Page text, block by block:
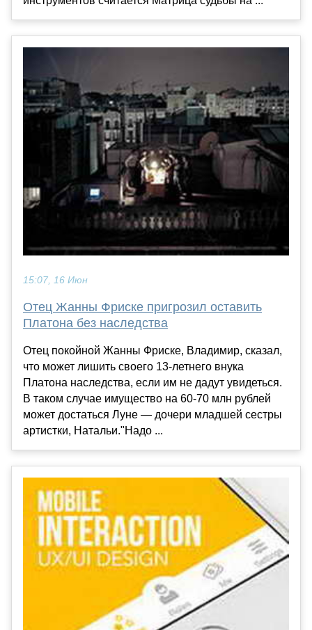
15:07, 16 Июн
Отец Жанны Фриске пригрозил оставить
Платона без наследства
Отец покойной Жанны Фриске, Владимир, сказал,
что может лишить своего 13-летнего внука
Платона наследства, если им не дадут увидеться.
В таком случае имущество на 60-70 млн рублей
может достаться Луне — дочери младшей сестры
артистки, Натальи."Надо ...